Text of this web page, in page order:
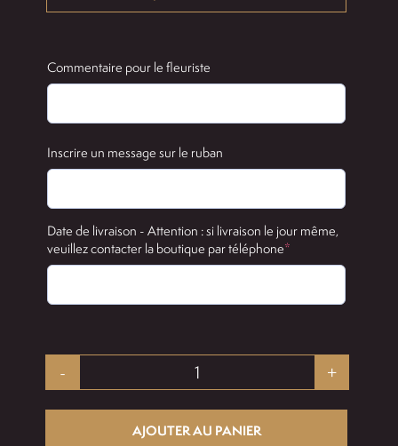
Commentaire pour le fleuriste
Inscrire un message sur le ruban
Date de livraison - Attention : si livraison le jour même,
veuillez contacter la boutique par téléphone*(required)
quantité
de
AJOUTER AU PANIER